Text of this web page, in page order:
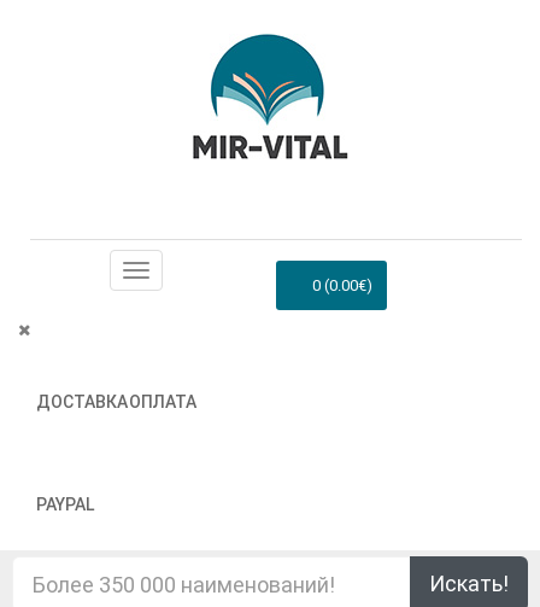
ДОСТАВКАОПЛАТА
PAYPAL
0 (0.00€)
Искать!